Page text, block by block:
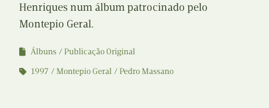
Henriques num álbum patrocinado pelo
Montepio Geral.
Álbuns
Publicação Original
1997
Montepio Geral Pedro Massano